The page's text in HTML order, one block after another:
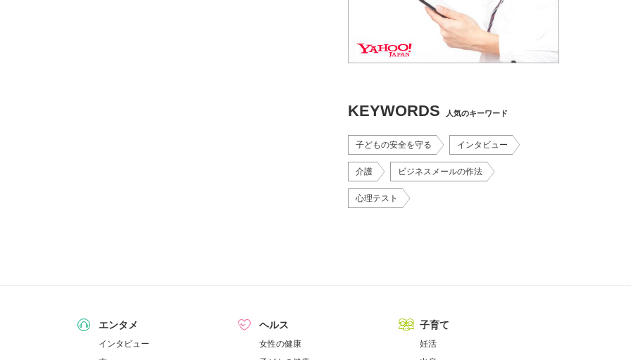
KEYWORDS 人気のキーワード
子どもの安全を守る インタビュー
介護 ビジネスメールの作法
心理テスト
エンタメ
インタビュー
ヘルス
女性の健康
子育て
妊活